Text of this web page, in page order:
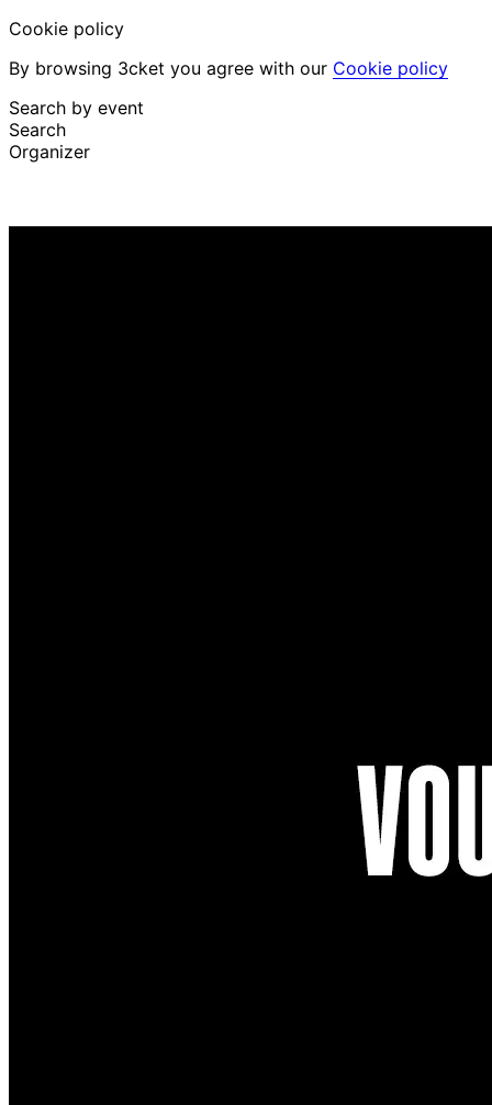
Cookie policy
By browsing 3cket you agree with our Cookie policy
Search by event
Search
Organizer
English